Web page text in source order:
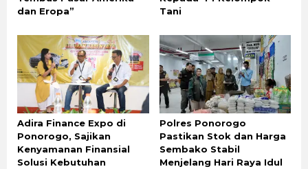
dan Eropa”
Tani
Adira Finance Expo di
Ponorogo, Sajikan
Kenyamanan Finansial
Solusi Kebutuhan
Polres Ponorogo
Pastikan Stok dan Harga
Sembako Stabil
Menjelang Hari Raya Idul